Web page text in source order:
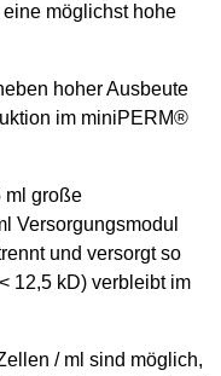
möglichst hohe
hoher Ausbeute
im miniPERM®
ml große
Versorgungsmodul
und versorgt so
12,5 kD) verbleibt im
/ ml sind möglich,